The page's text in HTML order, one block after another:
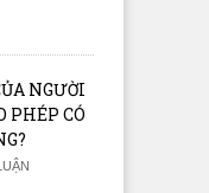
NGƯỜI
PHÉP CÓ